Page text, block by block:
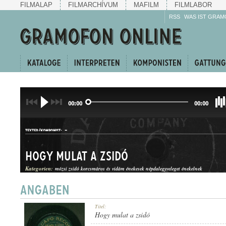
FILMALAP FILMARCHÍVUM MAFILM FILMLABOR
RSS WAS IST
00:00 00:00
TEXTER/KOMPONIST: -
GATTUNG: HANGJÁTÉK
Hogy mulat a zsidó
Kategorien: mózsi zsidó korcsmáros és vidám énekesek népdalegyveleget énekelnek
Titel:
Hogy mulat a zsidó